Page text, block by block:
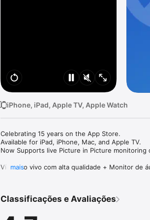
iPhone, iPad, Apple TV, Apple Watch
Celebrating 15 years on the App Store.
Available for iPad, iPhone, Mac, and Apple TV.
Now Supports live Picture in Picture monitoring
Vídeo ao vivo com alta qualidade + Monitor de
mais
Classificações e Avaliações